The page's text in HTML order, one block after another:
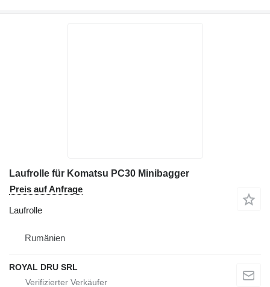
Laufrolle für Komatsu PC30 Minibagger
Preis auf Anfrage
Laufrolle
Rumänien
ROYAL DRU SRL